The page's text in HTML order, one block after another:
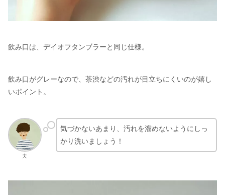
飲み口は、デイオフタンブラーと同じ仕様。
飲み口がグレーなので、茶渋などの汚れが目立ちにくいのが嬉し
いポイント。
夫
気づかないあまり、汚れを溜めないようにしっ
かり洗いましょう！